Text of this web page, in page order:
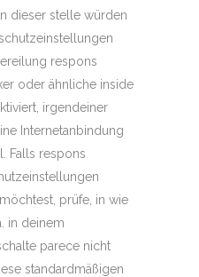
dieser stelle würden
respons
oder ähnliche inside
irgendeiner
Internetanbindung
Falls respons
prüfe, in wie
in deinem
parece nicht
standardmäßigen